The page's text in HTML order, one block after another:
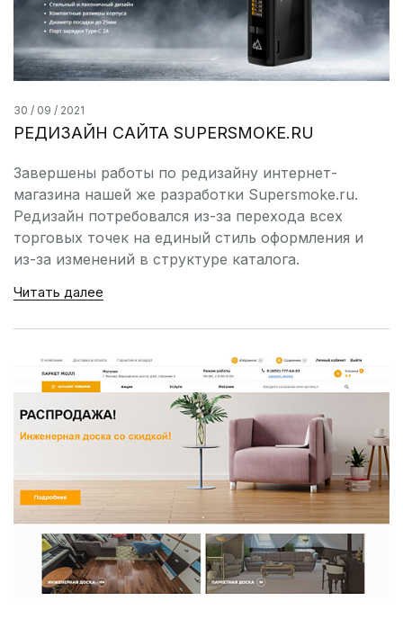
30 / 09 / 2021
РЕДИЗАЙН САЙТА SUPERSMOKE.RU
Завершены работы по редизайну интернет-
магазина нашей же разработки Supersmoke.ru.
Редизайн потребовался из-за перехода всех
торговых точек на единый стиль оформления и
из-за изменений в структуре каталога.
Читать далее